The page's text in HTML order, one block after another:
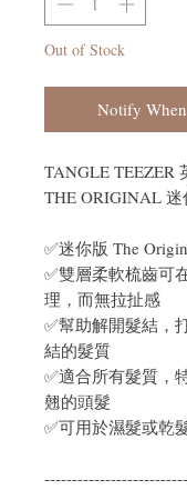
Out of Stock
Notify
TANGLE TEEZER
THE ORIGINAL
✅迷你版 The
✅雙層柔軟梳齒可
理，而無拉扯感
✅幫助解開髮結，
結的髮質
✅適合所有髮質，
翹的頭髮
✅可用於濕髮或乾